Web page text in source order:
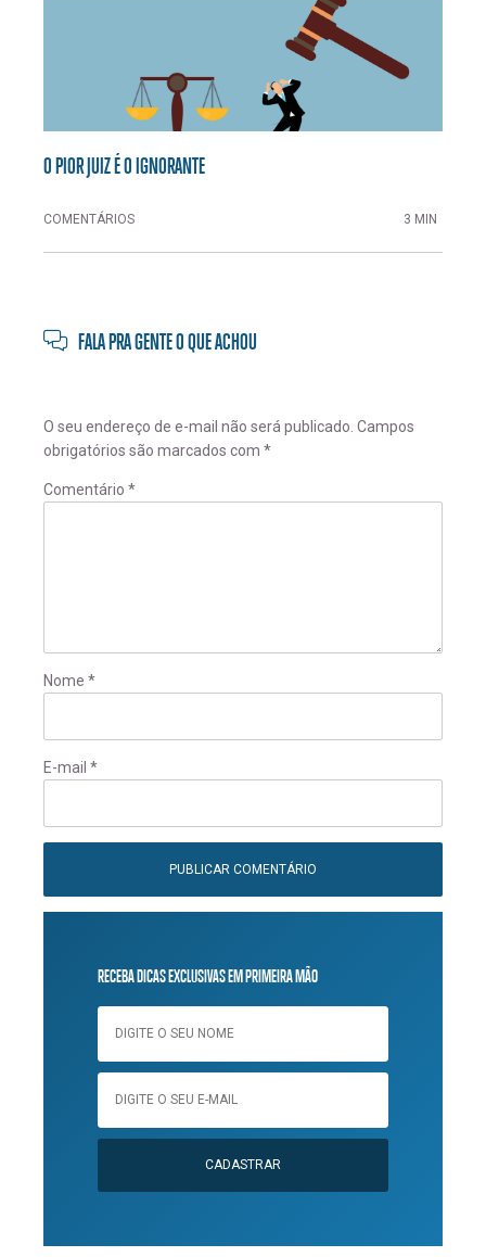
O PIOR JUIZ É O IGNORANTE
COMENTÁRIOS 3 MIN
FALA PRA GENTE O QUE ACHOU
O seu endereço de e-mail não será publicado. Campos
obrigatórios são marcados com *
Comentário *
Nome *
E-mail *
RECEBA DICAS EXCLUSIVAS EM PRIMEIRA MÃO
CADASTRAR